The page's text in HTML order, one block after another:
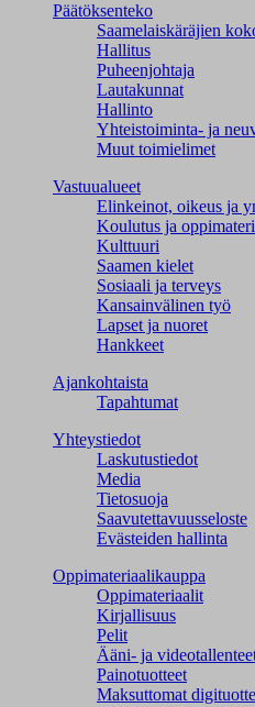
Päätöksenteko
Saamelaiskäräjien
Hallitus
Puheenjohtaja
Lautakunnat
Hallinto
Yhteistoiminta- ja
Muut toimielimet
Vastuualueet
Elinkeinot, oikeus ja
Koulutus ja
Kulttuuri
Saamen kielet
Sosiaali ja terveys
Kansainvälinen työ
Lapset ja nuoret
Hankkeet
Ajankohtaista
Tapahtumat
Yhteystiedot
Laskutustiedot
Media
Tietosuoja
Saavutettavuusseloste
Evästeiden hallinta
Oppimateriaalikauppa
Oppimateriaalit
Kirjallisuus
Pelit
Ääni- ja
Painotuotteet
Maksuttomat